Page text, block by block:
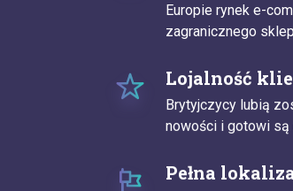
Europie rynek e-
zagranicznego
Lojalność
Brytyjczycy lubią
nowości i gotowi są
Pełna